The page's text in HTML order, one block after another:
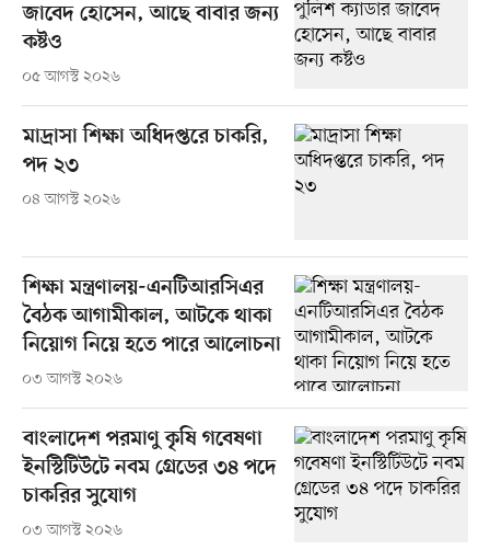
জাবেদ হোসেন, আছে বাবার জন্য
কষ্টও
০৫ আগস্ট ২০২৬
মাদ্রাসা শিক্ষা অধিদপ্তরে চাকরি,
পদ ২৩
০৪ আগস্ট ২০২৬
শিক্ষা মন্ত্রণালয়-এনটিআরসিএর
বৈঠক আগামীকাল, আটকে থাকা
নিয়োগ নিয়ে হতে পারে আলোচনা
০৩ আগস্ট ২০২৬
বাংলাদেশ পরমাণু কৃষি গবেষণা
ইনস্টিটিউটে নবম গ্রেডের ৩৪ পদে
চাকরির সুযোগ
০৩ আগস্ট ২০২৬